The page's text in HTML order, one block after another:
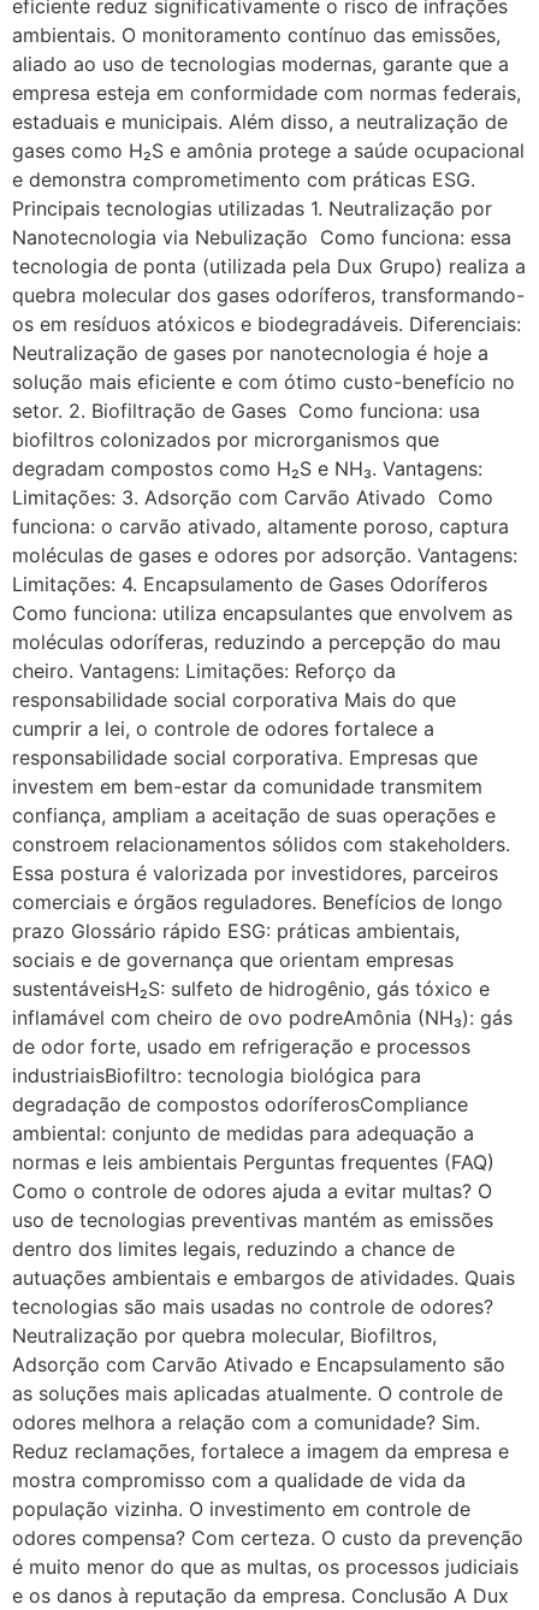
eficiente reduz significativamente o risco de infrações
ambientais. O monitoramento contínuo das emissões,
aliado ao uso de tecnologias modernas, garante que a
empresa esteja em conformidade com normas federais,
estaduais e municipais. Além disso, a neutralização de
gases como H₂S e amônia protege a saúde ocupacional
e demonstra comprometimento com práticas ESG.
Principais tecnologias utilizadas 1. Neutralização por
Nanotecnologia via Nebulização Como funciona: essa
tecnologia de ponta (utilizada pela Dux Grupo) realiza a
quebra molecular dos gases odoríferos, transformando-
os em resíduos atóxicos e biodegradáveis. Diferenciais:
Neutralização de gases por nanotecnologia é hoje a
solução mais eficiente e com ótimo custo-benefício no
setor. 2. Biofiltração de Gases Como funciona: usa
biofiltros colonizados por microrganismos que
degradam compostos como H₂S e NH₃. Vantagens:
Limitações: 3. Adsorção com Carvão Ativado Como
funciona: o carvão ativado, altamente poroso, captura
moléculas de gases e odores por adsorção. Vantagens:
Limitações: 4. Encapsulamento de Gases Odoríferos
Como funciona: utiliza encapsulantes que envolvem as
moléculas odoríferas, reduzindo a percepção do mau
cheiro. Vantagens: Limitações: Reforço da
responsabilidade social corporativa Mais do que
cumprir a lei, o controle de odores fortalece a
responsabilidade social corporativa. Empresas que
investem em bem-estar da comunidade transmitem
confiança, ampliam a aceitação de suas operações e
constroem relacionamentos sólidos com stakeholders.
Essa postura é valorizada por investidores, parceiros
comerciais e órgãos reguladores. Benefícios de longo
prazo Glossário rápido ESG: práticas ambientais,
sociais e de governança que orientam empresas
sustentáveisH₂S: sulfeto de hidrogênio, gás tóxico e
inflamável com cheiro de ovo podreAmônia (NH₃): gás
de odor forte, usado em refrigeração e processos
industriaisBiofiltro: tecnologia biológica para
degradação de compostos odoríferosCompliance
ambiental: conjunto de medidas para adequação a
normas e leis ambientais Perguntas frequentes (FAQ)
Como o controle de odores ajuda a evitar multas? O
uso de tecnologias preventivas mantém as emissões
dentro dos limites legais, reduzindo a chance de
autuações ambientais e embargos de atividades. Quais
tecnologias são mais usadas no controle de odores?
Neutralização por quebra molecular, Biofiltros,
Adsorção com Carvão Ativado e Encapsulamento são
as soluções mais aplicadas atualmente. O controle de
odores melhora a relação com a comunidade? Sim.
Reduz reclamações, fortalece a imagem da empresa e
mostra compromisso com a qualidade de vida da
população vizinha. O investimento em controle de
odores compensa? Com certeza. O custo da prevenção
é muito menor do que as multas, os processos judiciais
e os danos à reputação da empresa. Conclusão A Dux